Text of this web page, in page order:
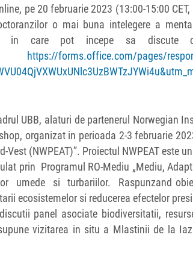
pe 20 februarie 2023 (13:00-15:00
o mai buna intelegere a
in care pot incepe sa discute
https://forms.office.com/pages/
UBB, alaturi de partenerul Norwegian
organizat in perioada 2-3 februarie
Vest (NWPEAT)”. Proiectul NWPEAT
prin Programul RO-Mediu „Mediu,
umede si turbariilor. Raspunzand
ecosistemelor si reducerea efectelor
panel asociate biodiversitatii,
vizitarea in situ a Mlastinii de la